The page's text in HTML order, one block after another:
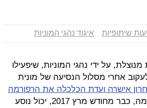
שיתופיות איגוד נהגי המוניות
על ידי נהגי המוניות, שיפעילו
אחרי מסלול הנסיעה של מונית
אישרה ועדת הכלכלה את הרפורמה
. במסגרת הרפורמה, כבר מחודש מרץ 2017, יכול נוסע